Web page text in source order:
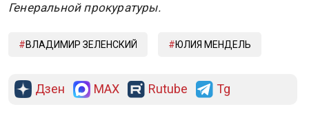
Генеральной прокуратуры.
ВЛАДИМИР ЗЕЛЕНСКИЙ ЮЛИЯ МЕНДЕЛЬ
Дзен MAX Rutube Tg